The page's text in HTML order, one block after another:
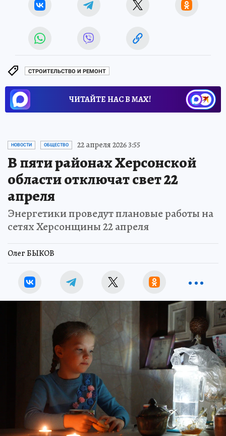
СТРОИТЕЛЬСТВО И РЕМОНТ
ЧИТАЙТЕ НАС В МАХ!
НОВОСТИ ОБЩЕСТВО 22 апреля 2026 3:55
В пяти районах Херсонской
области отключат свет 22
апреля
Энергетики проведут плановые работы на
сетях Херсонщины 22 апреля
Олег БЫКОВ